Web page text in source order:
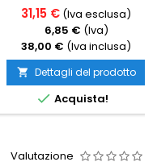
31,15 € (Iva esclusa)
6,85 € (Iva)
38,00 € (Iva inclusa)
 Dettagli del prodotto
 Acquista!
Valutazione